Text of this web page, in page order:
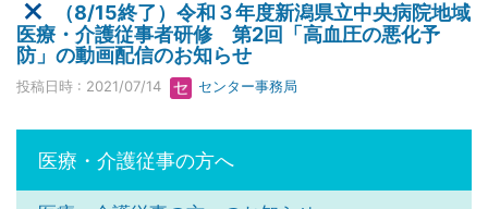
（8/15終了）令和３年度新潟県立中央病院地域
医療・介護従事者研修 第2回「高血圧の悪化予
防」の動画配信のお知らせ
投稿日時 : 2021/07/14 センター事務局
医療・介護従事の方へ